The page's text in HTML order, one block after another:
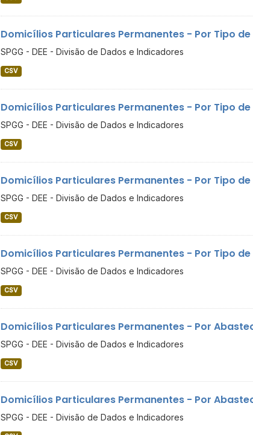
Domicílios Particulares Permanentes - Por Tipo
SPGG - DEE - Divisão de Dados e Indicadores
CSV
Domicílios Particulares Permanentes - Por Tipo
SPGG - DEE - Divisão de Dados e Indicadores
CSV
Domicílios Particulares Permanentes - Por Tipo
SPGG - DEE - Divisão de Dados e Indicadores
CSV
Domicílios Particulares Permanentes - Por Tipo
SPGG - DEE - Divisão de Dados e Indicadores
CSV
Domicílios Particulares Permanentes - Por
SPGG - DEE - Divisão de Dados e Indicadores
CSV
Domicílios Particulares Permanentes - Por
SPGG - DEE - Divisão de Dados e Indicadores